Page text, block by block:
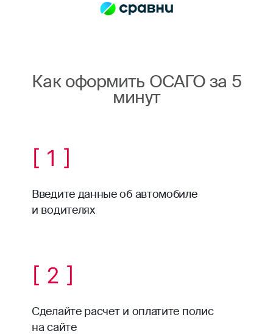
Как оформить ОСАГО за 5
минут
[ 1 ]
Введите данные об автомобиле
и водителях
[ 2 ]
Сделайте расчет и оплатите полис
на сайте